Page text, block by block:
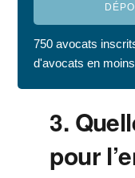
750 avocats
d'avocats en
3.
pour